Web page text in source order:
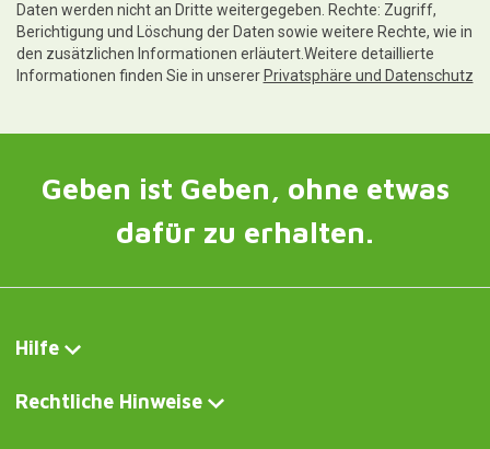
Daten werden nicht an Dritte weitergegeben. Rechte: Zugriff,
Berichtigung und Löschung der Daten sowie weitere Rechte, wie in
den zusätzlichen Informationen erläutert.Weitere detaillierte
Informationen finden Sie in unserer Privatsphäre und Datenschutz
Geben ist Geben, ohne etwas
dafür zu erhalten.
Hilfe
Rechtliche Hinweise